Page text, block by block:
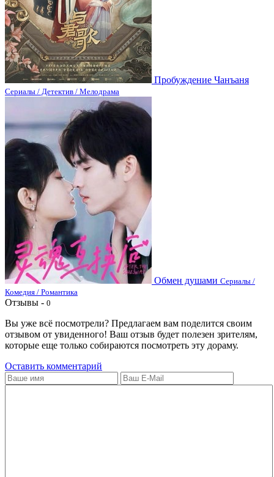
Пробуждение Чанъаня
Сериалы / Детектив / Мелодрама
Обмен душами Сериалы /
Комедия / Романтика
Отзывы - 0
Вы уже всё посмотрели? Предлагаем вам поделится своим
отзывом от увиденного! Ваш отзыв будет полезен зрителям,
которые еще только собираются посмотреть эту дораму.
Оставить комментарий